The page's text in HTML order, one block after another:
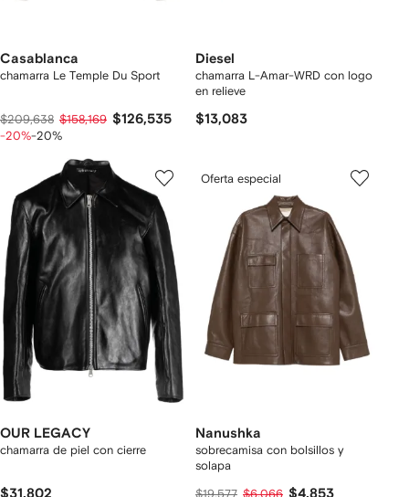
Casablanca
chamarra Le Temple Du Sport
$209,638 $158,169 $126,535
-20%-20%
Diesel
chamarra L-Amar-WRD con logo
en relieve
$13,083
OUR LEGACY
chamarra de piel con cierre
$31,802
Oferta especial
Nanushka
sobrecamisa con bolsillos y
solapa
$19,577 $6,066 $4,853